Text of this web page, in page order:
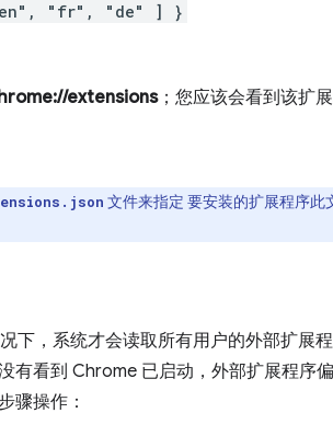
"en", "fr", "de" ] }
extensions；您应该会看到该扩
文件来指定 要安装的扩展程序
下，系统才会读取所有用户的外部扩展
有看到 Chrome 已启动，外部扩展程序
骤操作：